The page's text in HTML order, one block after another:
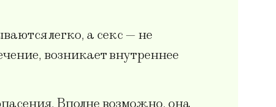
легко, а секс — не
возникает внутреннее
Вполне возможно, она